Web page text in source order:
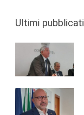
Ultimi pubblicati